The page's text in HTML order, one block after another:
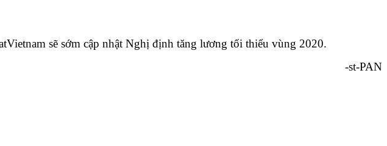
sẽ sớm cập nhật Nghị định tăng lương tối thiểu vùng 2020.
-st-PAN